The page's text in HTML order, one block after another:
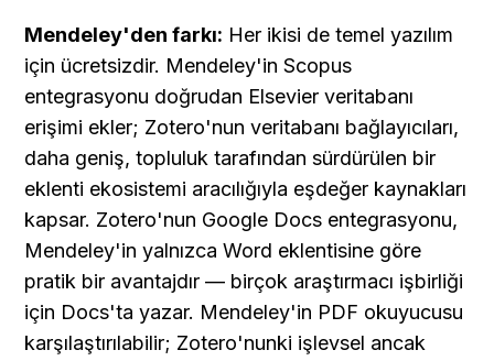
Mendeley'den farkı: Her ikisi de temel yazılım
için ücretsizdir. Mendeley'in Scopus
entegrasyonu doğrudan Elsevier veritabanı
erişimi ekler; Zotero'nun veritabanı bağlayıcıları,
daha geniş, topluluk tarafından sürdürülen bir
eklenti ekosistemi aracılığıyla eşdeğer kaynakları
kapsar. Zotero'nun Google Docs entegrasyonu,
Mendeley'in yalnızca Word eklentisine göre
pratik bir avantajdır — birçok araştırmacı işbirliği
için Docs'ta yazar. Mendeley'in PDF okuyucusu
karşılaştırılabilir; Zotero'nunki işlevsel ancak